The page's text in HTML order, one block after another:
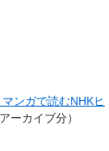
ンガで読むNHKヒ
ーカイブ分）